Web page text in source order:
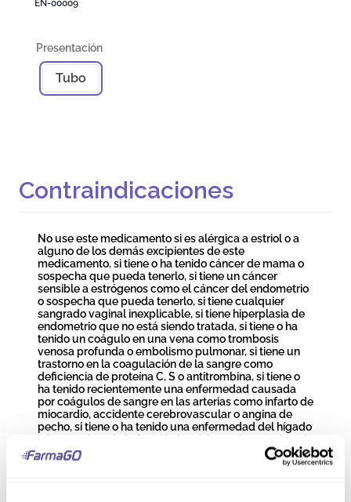
EN-00009
Tubo
Contraindicaciones
No use este medicamento si es alérgica a estriol o a
alguno de los demás excipientes de este
medicamento, si tiene o ha tenido cáncer de mama o
sospecha que pueda tenerlo, si tiene un cáncer
sensible a estrógenos como el cáncer del endometrio
o sospecha que pueda tenerlo, si tiene cualquier
sangrado vaginal inexplicable, si tiene hiperplasia de
endometrio que no está siendo tratada, si tiene o ha
tenido un coágulo en una vena como trombosis
venosa profunda o embolismo pulmonar, si tiene un
trastorno en la coagulación de la sangre como
deficiencia de proteína C, S o antitrombina, si tiene o
ha tenido recientemente una enfermedad causada
por coágulos de sangre en las arterias como infarto de
miocardio, accidente cerebrovascular o angina de
pecho, si tiene o ha tenido una enfermedad del hígado
y las pruebas de la función hepática no han vuelto a la
normalidad, o si tiene un problema raro de la sangre
llamado porfiria que se transmite en las familias.